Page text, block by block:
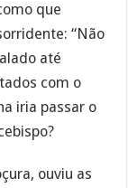
que
“Não
até
com o
iria passar o
ouviu as